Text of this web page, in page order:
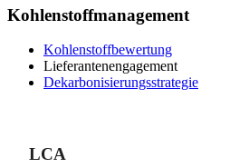
Kohlenstoffmanagement
Kohlenstoffbewertung
Lieferantenengagement
Dekarbonisierungsstrategie
LCA